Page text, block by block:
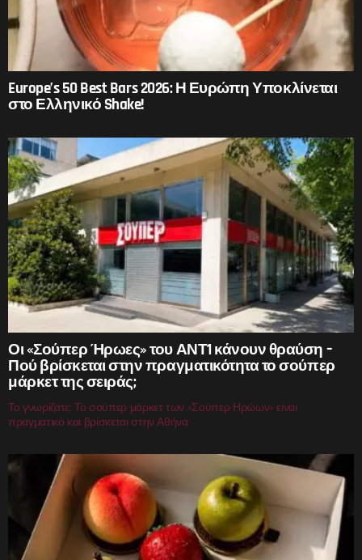
Europe’s 50 Best Bars 2026: Η Ευρώπη Υποκλίνεται
στο Ελληνικό Shake!
Οι «Σούπερ Ήρωες» του ΑΝΤ1 κάνουν θραύση –
Πού βρίσκεται στην πραγματικότητα το σούπερ
μάρκετ της σειράς;
Το γνωρίζατε; Το σούπερ μάρκετ των «Σούπερ Ηρώων» είναι
πραγματικό και βρίσκεται στην Αθήνα